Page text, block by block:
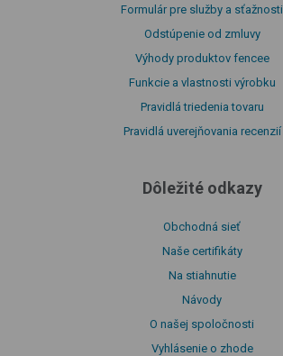
Formulár pre služby a sťažnosti
Odstúpenie od zmluvy
Výhody produktov fencee
Funkcie a vlastnosti výrobku
Pravidlá triedenia tovaru
Pravidlá uverejňovania recenzií
Dôležité odkazy
Obchodná sieť
Naše certifikáty
Na stiahnutie
Návody
O našej spoločnosti
Vyhlásenie o zhode